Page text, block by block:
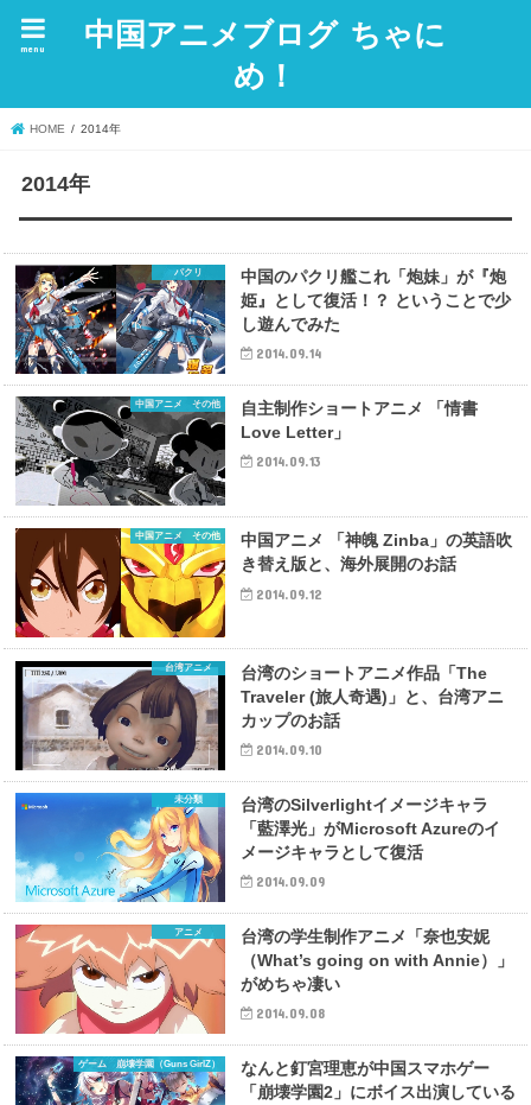
中国アニメブログ ちゃに
め！
menu
HOME 2014年
2014年
パクリ
中国のパクリ艦これ「炮妹」が『炮
姫』として復活！？ ということで少
し遊んでみた
2014.09.14
中国アニメ その他
自主制作ショートアニメ 「情書
Love Letter」
2014.09.13
中国アニメ その他
中国アニメ 「神魄 Zinba」の英語吹
き替え版と、海外展開のお話
2014.09.12
台湾アニメ
台湾のショートアニメ作品「The
Traveler (旅人奇遇)」と、台湾アニ
カップのお話
2014.09.10
未分類
台湾のSilverlightイメージキャラ
「藍澤光」がMicrosoft Azureのイ
メージキャラとして復活
2014.09.09
アニメ
台湾の学生制作アニメ「奈也安妮
（What’s going on with Annie）」
がめちゃ凄い
2014.09.08
ゲーム 崩壊学園（Guns GirlZ）
なんと釘宮理恵が中国スマホゲー
「崩壊学園2」にボイス出演している